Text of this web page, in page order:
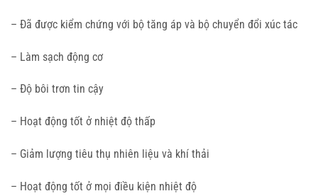
– Đã được kiểm chứng với bộ tăng áp và bộ chuyển đổi xúc tác
– Làm sạch động cơ
– Độ bôi trơn tin cậy
– Hoạt động tốt ở nhiệt độ thấp
– Giảm lượng tiêu thụ nhiên liệu và khí thải
– Hoạt động tốt ở mọi điều kiện nhiệt độ